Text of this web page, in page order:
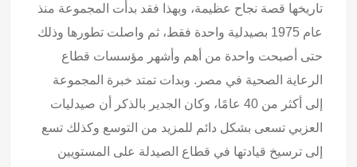
تاريخها قصة نجاح عظيمة، وبهذا فقد بدأت المجموعة منذ
عام 1975 بصيدلية واحدة فقط، ثم واصلت تطورها وذلك
حتى أصبحت واحدة من أهم وأشهر مؤسسات قطاع
الرعاية الصحية في مصر. وبدات تمتد خبرة المجموعة
إلى أكثر من 40 عامًا، وكان الجدير بالذكر أن صيدليات
العزبي تسعى بشكل دائم للمزيد من التوسع وكذلك تسع
إلى ترسيخ قيادتها في قطاع الصيدلة على المستويين